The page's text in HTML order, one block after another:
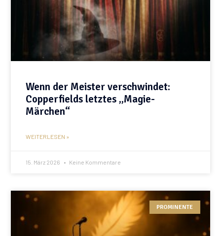
Wenn der Meister verschwindet:
Copperfields letztes „Magie-
Märchen“
WEITERLESEN »
15. März 2026 Keine Kommentare
PROMINENTE